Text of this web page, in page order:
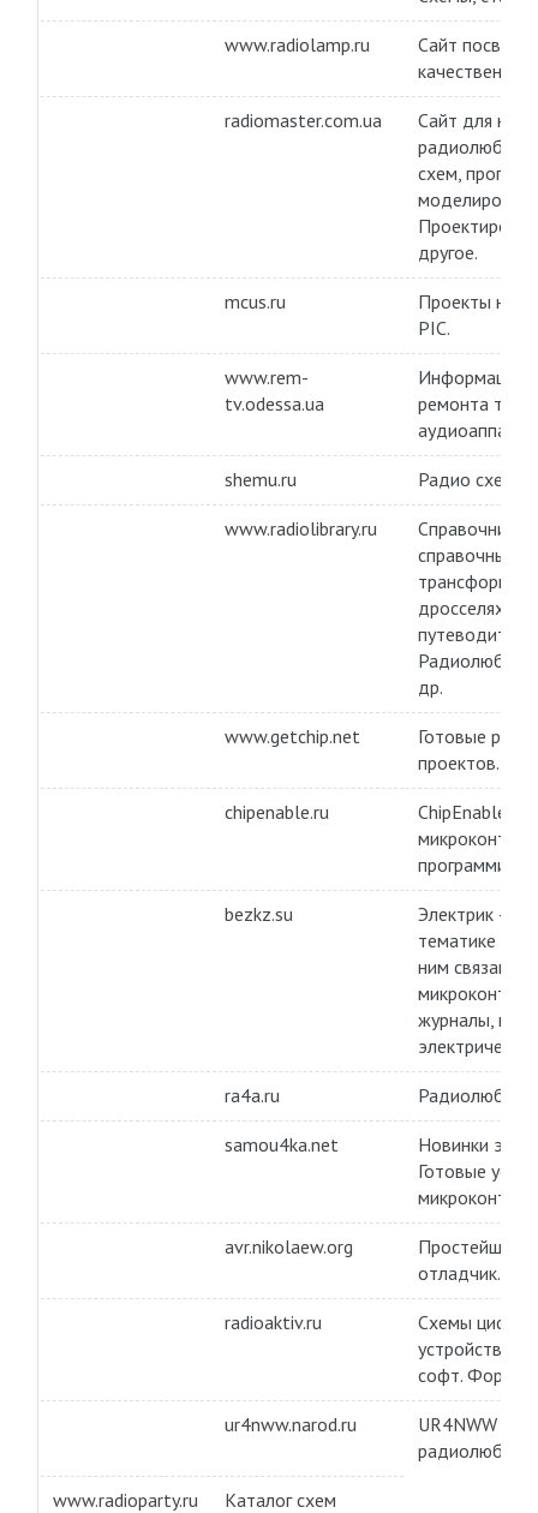
www.radiolamp.ru
Сайт
radiomaster.com.ua
Сайт для
схем,
другое.
mcus.ru
Проекты на
PIC.
www.rem-
tv.odessa.ua
ремонта
shemu.ru Радио схемы
www.radiolibrary.ru
Справочник
справочные
дросселях и
др.
www.getchip.net
Готовые
проектов.
chipenable.ru
ChipEnable —
bezkz.su
Электрик —
тематике
ним связано:
журналы,
ra4a.ru
samou4ka.net
Новинки
Готовые
avr.nikolaew.org
Простейший
отладчик.
radioaktiv.ru
Схемы
устройств,
софт. Форум.
ur4nww.narod.ru
UR4NWW
www.radioparty.ru
Каталог схем